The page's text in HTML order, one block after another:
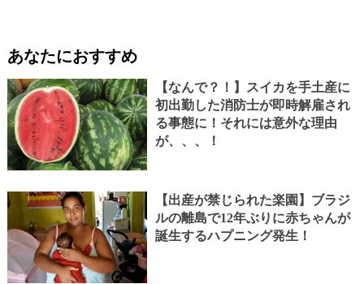
あなたにおすすめ
【なんで？！】スイカを手土産に
初出勤した消防士が即時解雇され
る事態に！それには意外な理由
が、、、！
【出産が禁じられた楽園】ブラジ
ルの離島で12年ぶりに赤ちゃんが
誕生するハプニング発生！